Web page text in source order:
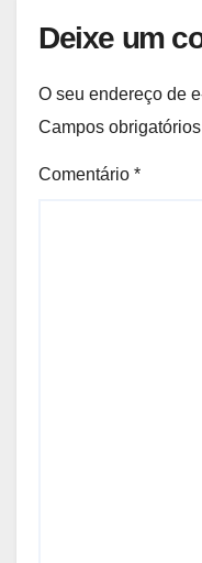
Deixe um
O seu endereço de
Campos
Comentário *